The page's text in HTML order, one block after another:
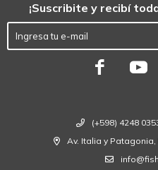
(+598) 4248
Av. Italia y
¡Suscribite y recibí
 